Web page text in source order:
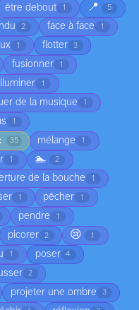
être debout 1 📍 5
2 face à face 1
1 flotter 3
fusionner 1
1
de la musique 1
1
35 mélange 1
1 🏊 2
de la bouche 1
1 pêcher 1
pendre 1
picorer 2 😢 1
1 poser 4
2
projeter une ombre 3